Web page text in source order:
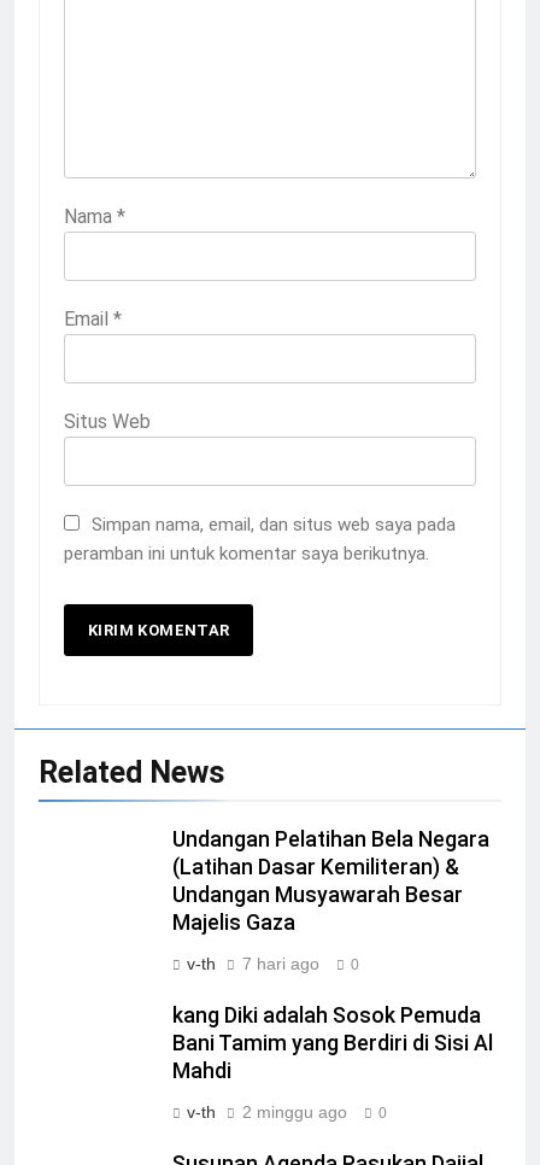
Nama *
Email *
Situs Web
Simpan nama, email, dan situs web saya pada
peramban ini untuk komentar saya berikutnya.
Related News
Undangan Pelatihan Bela Negara
(Latihan Dasar Kemiliteran) &
Undangan Musyawarah Besar
Majelis Gaza
v-th 7 hari ago 0
kang Diki adalah Sosok Pemuda
Bani Tamim yang Berdiri di Sisi Al
Mahdi
v-th 2 minggu ago 0